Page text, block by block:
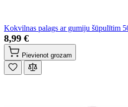
Kokvilnas palags ar gumiju šūpulītim
8,99 €
Pievienot grozam